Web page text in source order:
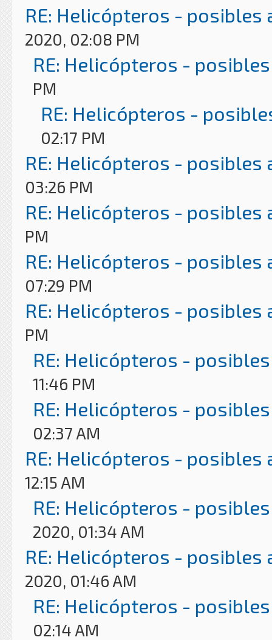
RE: Helicópteros - posibles
2020, 02:08 PM
RE: Helicópteros -
PM
RE: Helicópteros -
02:17 PM
RE: Helicópteros - posibles
03:26 PM
RE: Helicópteros - posibles
PM
RE: Helicópteros - posibles
07:29 PM
RE: Helicópteros - posibles
PM
RE: Helicópteros -
11:46 PM
RE: Helicópteros -
02:37 AM
RE: Helicópteros - posibles
12:15 AM
RE: Helicópteros -
2020, 01:34 AM
RE: Helicópteros - posibles
2020, 01:46 AM
RE: Helicópteros -
02:14 AM